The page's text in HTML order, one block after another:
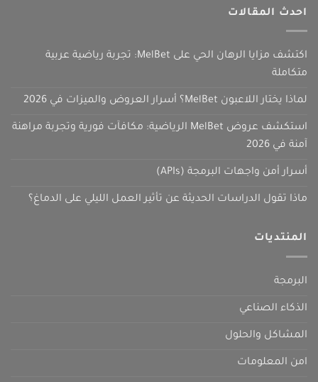
احدث المقالات
اكتشف مزايا الرهان الحي على MelBet: تجربة رياضية عربية
متكاملة
لماذا يختار اللاعبون MelBet؟ أسرار العروض والميزات في 2026
استكشف عروض MelBet الرياضية: مكافآت فورية وتجربة مراهنة
آمنة في 2026
أسرار أمن واجهات البرمجة (APIs)
ماذا تقول الدراسات الحديثة عن تأثير العمل الليلي على الدماغ؟
المنتديات
البرمجة
الذكاء الصناعي
المشاكل والحلول
امن المعلومات